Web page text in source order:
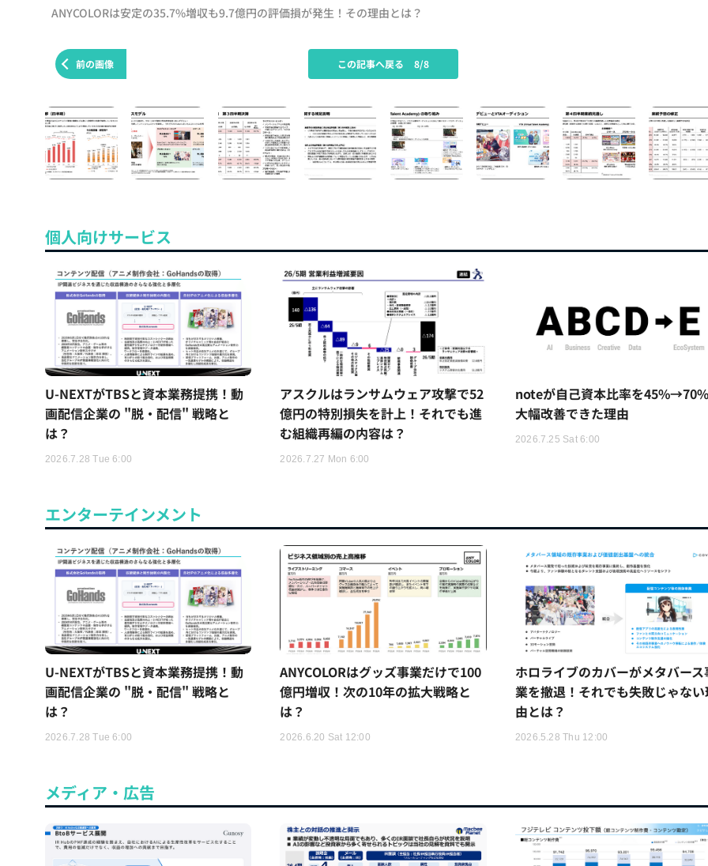
ANYCOLORは安定の35.7%増収も9.7億円の評価損が発生！その理由とは？
前の画像 この記事へ戻る 8/8
個人向けサービス
U-NEXTがTBSと資本業務提携！動
画配信企業の "脱・配信" 戦略と
は？
2026.7.28 Tue 6:00
アスクルはランサムウェア攻撃で52
億円の特別損失を計上！それでも進
む組織再編の内容は？
2026.7.27 Mon 6:00
noteが自己資本比率を
大幅改善できた理由
2026.7.25 Sat 6:00
エンターテインメント
U-NEXTがTBSと資本業務提携！動
画配信企業の "脱・配信" 戦略と
は？
2026.7.28 Tue 6:00
ANYCOLORはグッズ事業だけで100
億円増収！次の10年の拡大戦略と
は？
2026.6.20 Sat 12:00
ホロライブのカバーがメタバース
業を撤退！それでも失敗じゃな
由とは？
2026.5.28 Thu 12:00
メディア・広告